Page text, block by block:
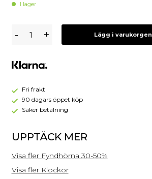
I lager
Boss
(
Kampanj
- + Lägg i varukorgen
Fri frakt
90 dagars öppet köp
Säker betalning
UPPTÄCK MER
Visa fler Fyndhörna 30-50%
Visa fler Klockor